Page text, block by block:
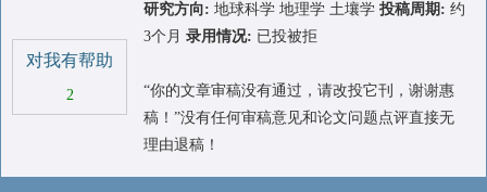
对我有帮助
2
研究方向: 地球科学 地理学 土壤学 投稿周期: 约
3个月 录用情况: 已投被拒
“你的文章审稿没有通过，请改投它刊，谢谢惠
稿！”没有任何审稿意见和论文问题点评直接无
理由退稿！